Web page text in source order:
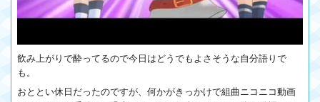
飲み上がりで酔ってるので今日はどうでもよさそうな自分語りで
も。
おととい休日だったのですが、何かがきっかけで組曲ニコニコ動画